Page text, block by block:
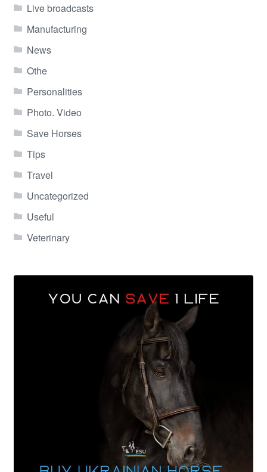
Live broadcasts
Manufacturing
News
Othe
Personalities
Photo. Video
Save Horses
Tips
Travel
Uncategorized
Useful
Veterinary